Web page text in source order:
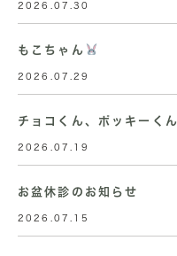
2026.07.30
もこちゃん
2026.07.29
チョコくん、ポッキーくん
2026.07.19
お盆休診のお知らせ
2026.07.15